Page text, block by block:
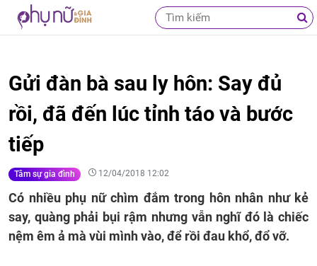
Gửi đàn bà sau ly hôn: Say đủ
rồi, đã đến lúc tỉnh táo và bước
tiếp
Tâm sự gia đình 12/04/2018 12:02
Có nhiều phụ nữ chìm đắm trong hôn nhân như kẻ
say, quàng phải bụi rậm nhưng vẫn nghĩ đó là chiếc
nệm êm ả mà vùi mình vào, để rồi đau khổ, đổ vỡ.